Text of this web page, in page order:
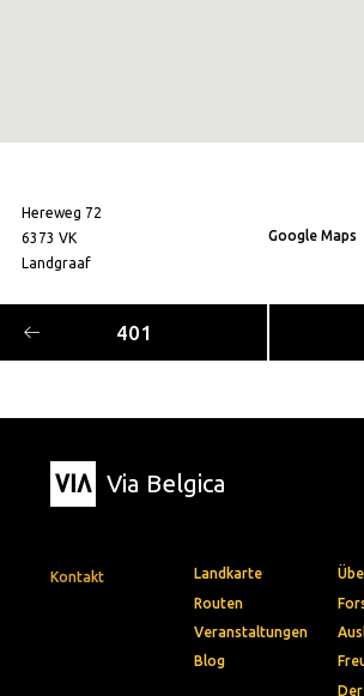
Hereweg 72
6373 VK
Landgraaf
Google Maps
401
Via Belgica
Kontakt
Landkarte
Routen
Veranstaltungen
Blog